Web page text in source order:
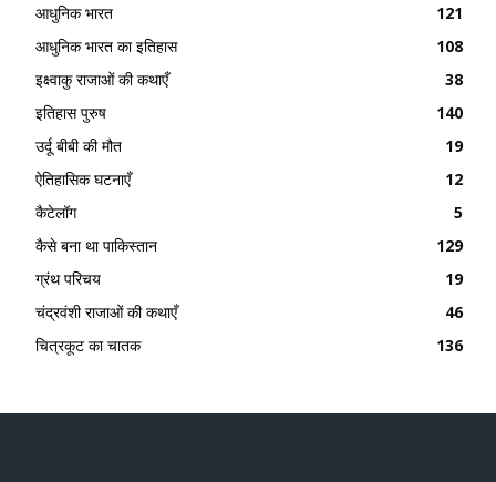
आधुनिक भारत
121
आधुनिक भारत का इतिहास
108
इक्ष्वाकु राजाओं की कथाएँ
38
इतिहास पुरुष
140
उर्दू बीबी की मौत
19
ऐतिहासिक घटनाएँ
12
कैटेलॉग
5
कैसे बना था पाकिस्तान
129
ग्रंथ परिचय
19
चंद्रवंशी राजाओं की कथाएँ
46
चित्रकूट का चातक
136